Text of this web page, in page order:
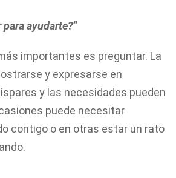
para ayudarte?”
importantes es preguntar. La
y expresarse en
y las necesidades pueden
puede necesitar
contigo o en otras estar un rato